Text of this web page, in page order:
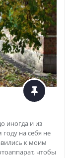
иногда и из
на себя не
к моим
чтобы